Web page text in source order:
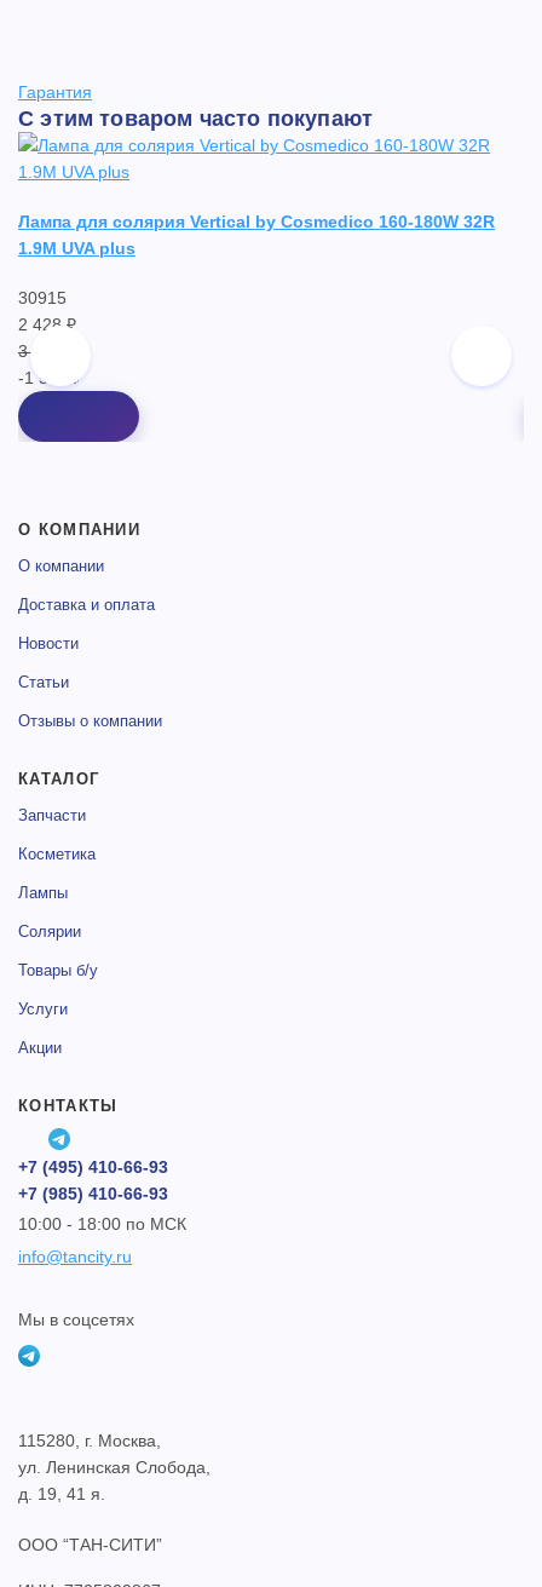
Гарантия
С этим товаром часто покупают
Лампа для солярия Vertical by Cosmedico 160-180W 32R
1.9M UVA plus
30915
2 428 ₽
3 980 ₽
-1 552 ₽
О КОМПАНИИ
О компании
Доставка и оплата
Новости
Статьи
Отзывы о компании
КАТАЛОГ
Запчасти
Косметика
Лампы
Солярии
Товары б/у
Услуги
Акции
КОНТАКТЫ
+7 (495) 410-66-93
+7 (985) 410-66-93
10:00 - 18:00 по МСК
info@tancity.ru
Мы в соцсетях
115280, г. Москва,
ул. Ленинская Слобода,
д. 19, 41 я.
ООО “ТАН-СИТИ”